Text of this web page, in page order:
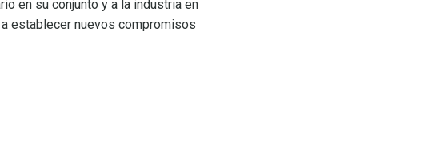
en su conjunto y a la industria en
establecer nuevos compromisos